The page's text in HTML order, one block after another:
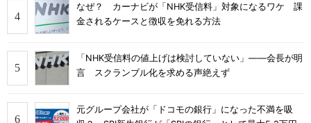
なぜ？ カーナビが「NHK受信料」対象になるワケ 課
金されるケースと徴収を免れる方法
「NHK受信料の値上げは検討していない」――会長が明
言 スクランブル化を求める声絶えず
元グループ会社が「ドコモの銀行」になった不満を吸